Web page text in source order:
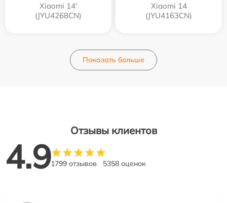
Xiaomi 14'
(JYU4268CN)
Xiaomi 14
(JYU4163CN)
Показать больше
Отзывы клиентов
4.91799 отзывов 5358 оценок